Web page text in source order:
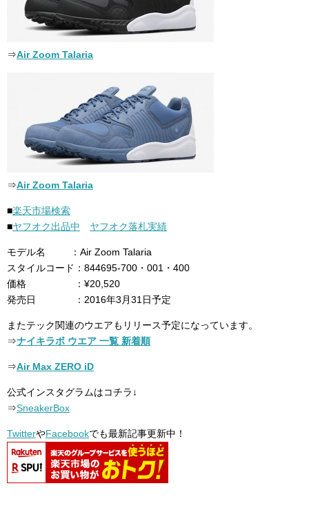
⇒Air Zoom Talaria
⇒Air Zoom Talaria
■楽天市場検索
■ヤフオク出品中 ヤフオク落札実績
モデル名 ：Air Zoom Talaria
スタイルコード：844695-700・001・400
価格 ：¥20,520
発売日 ：2016年3月31日予定
またテック関連のウエアもリリース予定になっています。
⇒ナイキラボ ウエア 一覧 新着順
⇒Air Max ZERO iD
公式インスタグラムはコチラ↓
⇒SneakerBox
TwitterやFacebookでも最新記事更新中！